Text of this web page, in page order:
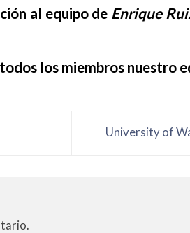
al equipo de Enrique
los miembros nuestro
University of